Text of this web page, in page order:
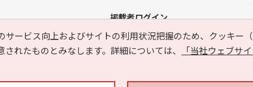
サービス向上およびサイトの利用状況把握のため、クッキー
れたものとみなします。詳細については、
「当社ウェブサ
掲載者ログイン